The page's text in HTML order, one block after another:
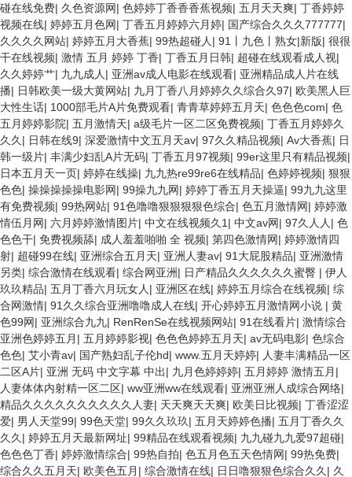
碰在线免费| 久色资源网| 色婷婷丁香香香蕉视频| 五月天天爽| 丁香婷婷
视频在线| 婷婷五月色网| 丁香五月婷婷六月婷| 国产综合久久久777777|
久久久久网站| 婷婷五月大香蕉| 99热超碰人 | 91丨九色丨熟女|新版| 很很
干在线视频| 激情 五月 婷婷 丁香| 丁香五月日韩| 超碰在线观看成人视|
久久婷婷艹| 九九成人 | 亚洲av成人电影在线观看| 亚洲精品成人片在线
播| 日韩欧美一级大黄网站| 九月丁香八月婷婷久久综合久97| 欧美黑人巨
大性生话| 1000部毛片A片免费观看| 青青草婷婷五月天| 色色色com| 色
五月婷婷影院| 五月激情天| a级毛片一区二区免费视频| 丁香五月婷婷久
久久 | 日韩在线9| 深爱激情中文五月天av| 97久久精品视频| Av大香蕉| 日
韩一级片| 丰满少妇乱A片无码| 丁香五月97视频| 99er这里只有精品视频|
日本五月天一页| 婷婷在线操| 九九热re99re6在线精品| 色婷婷视频| 狠狠
色色| 操操操操操电影网| 99操九九网| 婷婷丁香五月天操逼| 99九九这里
有免费视频| 99热网站| 91色噜噜狠狠狠狠色综合| 色五月激情网| 婷婷激
情伍月网| 六月婷婷激情图片| 中文在线视频久1 | 中文av网| 97久人人 | 色
色色干| 免费视频舔| 成人羞羞啪啪 全 视频| 第四色激情网| 婷婷激情四
射| 超碰99在线| 亚洲综合五月天| 亚洲人妻av| 91大屁股精品| 亚洲激情
另类| 综合激情在线观看| 综合网亚洲| 日产精品久久久久久久蜜臀 | 伊人
玖玖精品| 五月丁香六月玩女人 | 亚洲区在线| 婷婷五月综合在线视频| 综
合网激情| 91久久综合亚洲噜噜成人在线| 开心婷婷五月激情网小说 | 黄
色99网| 亚洲综合九九| RenRenSe在线视频网站| 91在线看片| 激情综合
亚洲色婷婷五月 | 五月婷婷影视| 色色色婷婷五月天| av无码电影| 色综合
色色| 艾小青av| 国产熟妇乱子伦hd| www.五月天婷婷| 人妻丰满精品一区
二区A片| 亚洲 无码 中文字幕 中出| 九月色婷婷婷| 五月婷婷 激情五月 |
人妻体体内射精一区二区| ww亚洲ww在线观看| 亚洲亚洲人成综合网络|
精品久久久久久久久久久久人妻| 天天爽天天爽| 欧美日比视频| 丁香涩涩
爱| 男人天堂99| 99色天堂| 99久久玖玖| 五月天婷婷色播| 五月丁香久久
久久 | 婷婷五月天最新网址| 99精品在线观看视频| 九九碰九九爱97超碰|
色色色丁香| 婷婷激情综合| 99热自拍| 色五月色五天色情网| 99热免费|
综合久久五月天| 欧美色五月 | 综合激情在线| 日日噜狠狠色综合久久 | 久